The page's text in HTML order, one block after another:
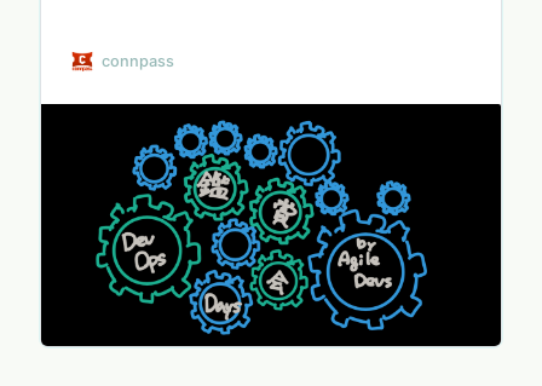
https://devopsdays.org/events/2024-
Singapore 2024 のプレイリストはこちらから
https://www.youtube.com/playlist?
list=PLpWsyYqY_ehmQrNDxU4p1SO56N…
connpass